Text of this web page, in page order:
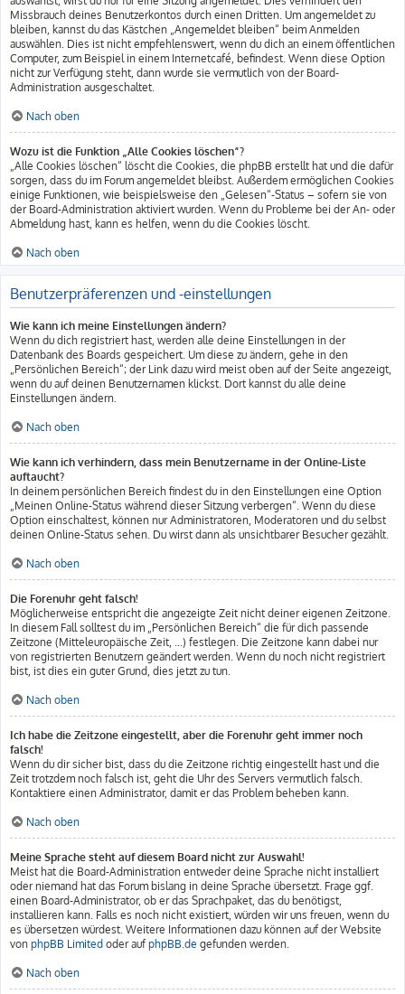
Missbrauch deines Benutzerkontos durch einen Dritten. Um angemeldet zu
bleiben, kannst du das Kästchen „Angemeldet bleiben“ beim Anmelden
auswählen. Dies ist nicht empfehlenswert, wenn du dich an einem öffentlichen
Computer, zum Beispiel in einem Internetcafé, befindest. Wenn diese Option
nicht zur Verfügung steht, dann wurde sie vermutlich von der Board-
Administration ausgeschaltet.
Nach oben
Wozu ist die Funktion „Alle Cookies löschen“?
„Alle Cookies löschen“ löscht die Cookies, die phpBB erstellt hat und die dafür
sorgen, dass du im Forum angemeldet bleibst. Außerdem ermöglichen Cookies
einige Funktionen, wie beispielsweise den „Gelesen“-Status – sofern sie von
der Board-Administration aktiviert wurden. Wenn du Probleme bei der An- oder
Abmeldung hast, kann es helfen, wenn du die Cookies löscht.
Nach oben
Benutzerpräferenzen und -einstellungen
Wie kann ich meine Einstellungen ändern?
Wenn du dich registriert hast, werden alle deine Einstellungen in der
Datenbank des Boards gespeichert. Um diese zu ändern, gehe in den
„Persönlichen Bereich“; der Link dazu wird meist oben auf der Seite angezeigt,
wenn du auf deinen Benutzernamen klickst. Dort kannst du alle deine
Einstellungen ändern.
Nach oben
Wie kann ich verhindern, dass mein Benutzername in der Online-Liste
auftaucht?
In deinem persönlichen Bereich findest du in den Einstellungen eine Option
„Meinen Online-Status während dieser Sitzung verbergen“. Wenn du diese
Option einschaltest, können nur Administratoren, Moderatoren und du selbst
deinen Online-Status sehen. Du wirst dann als unsichtbarer Besucher gezählt.
Nach oben
Die Forenuhr geht falsch!
Möglicherweise entspricht die angezeigte Zeit nicht deiner eigenen Zeitzone.
In diesem Fall solltest du im „Persönlichen Bereich“ die für dich passende
Zeitzone (Mitteleuropäische Zeit, ...) festlegen. Die Zeitzone kann dabei nur
von registrierten Benutzern geändert werden. Wenn du noch nicht registriert
bist, ist dies ein guter Grund, dies jetzt zu tun.
Nach oben
Ich habe die Zeitzone eingestellt, aber die Forenuhr geht immer noch
falsch!
Wenn du dir sicher bist, dass du die Zeitzone richtig eingestellt hast und die
Zeit trotzdem noch falsch ist, geht die Uhr des Servers vermutlich falsch.
Kontaktiere einen Administrator, damit er das Problem beheben kann.
Nach oben
Meine Sprache steht auf diesem Board nicht zur Auswahl!
Meist hat die Board-Administration entweder deine Sprache nicht installiert
oder niemand hat das Forum bislang in deine Sprache übersetzt. Frage ggf.
einen Board-Administrator, ob er das Sprachpaket, das du benötigst,
installieren kann. Falls es noch nicht existiert, würden wir uns freuen, wenn du
es übersetzen würdest. Weitere Informationen dazu können auf der Website
von phpBB Limited oder auf phpBB.de gefunden werden.
Nach oben